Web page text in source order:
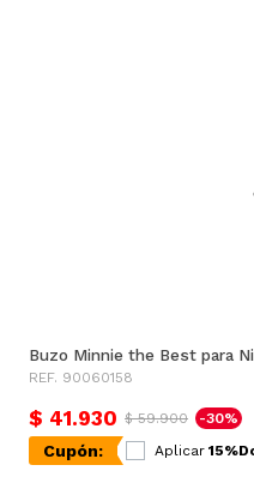
Buzo Minnie the Best para
REF. 90060158
$ 41.930 $ 59.900 -30%
Cupón: Aplicar